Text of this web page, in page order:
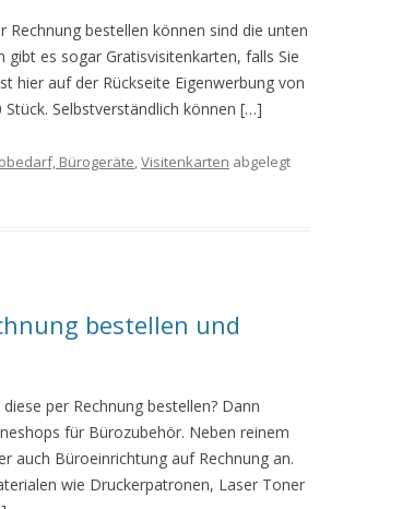
Rechnung bestellen können sind die unten
es sogar Gratisvisitenkarten, falls Sie
hier auf der Rückseite Eigenwerbung von
Selbstverständlich können […]
Bürogeräte,Visitenkarten abgelegt
bestellen und
per Rechnung bestellen? Dann
für Bürozubehör. Neben reinem
auch Büroeinrichtung auf Rechnung an.
wie Druckerpatronen, Laser Toner